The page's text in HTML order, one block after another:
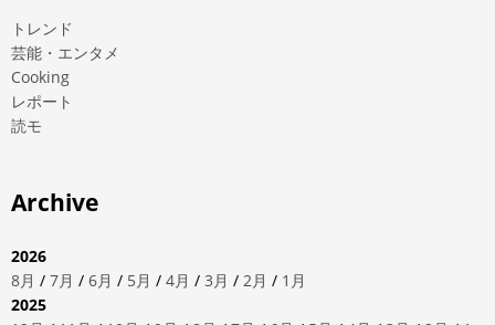
トレンド
芸能・エンタメ
Cooking
レポート
読モ
Archive
2026
8月 / 7月 / 6月 / 5月 / 4月 / 3月 / 2月 / 1月
2025